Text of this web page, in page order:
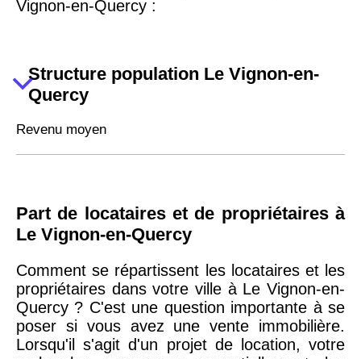
Vignon-en-Quercy :
Structure population Le Vignon-en-
Quercy
Revenu moyen
Part de locataires et de propriétaires à
Le Vignon-en-Quercy
Comment se répartissent les locataires et les
propriétaires dans votre ville à Le Vignon-en-
Quercy ? C'est une question importante à se
poser si vous avez une vente immobilière.
Lorsqu'il s'agit d'un projet de location, votre